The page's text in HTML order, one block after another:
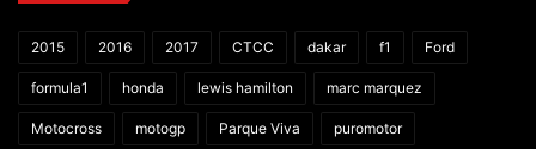
2015 2016 2017 CTCC dakar f1 Ford
formula1 honda lewis hamilton marc marquez
Motocross motogp Parque Viva puromotor